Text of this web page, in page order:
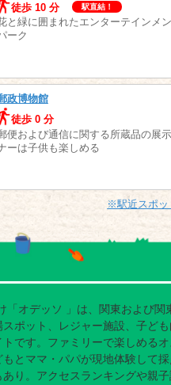
徒歩 10 分
駅直結！
と緑に囲まれたエンターテインメ
ーク
政博物館
徒歩 0 分
便および通信に関する所蔵品の展
ーは子供も楽しめる
※駅近スポ
「オデッソ 」は、関東および関
ポット、レジャー施設、子ど
トです。ファミリーで楽しめる
とママ・パパが現地体験して
り。アクセスランキングや親